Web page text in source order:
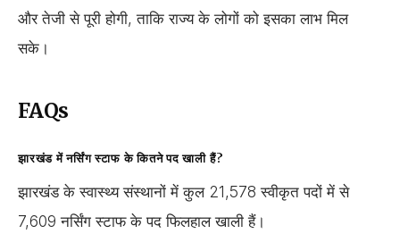
और तेजी से पूरी होगी, ताकि राज्य के लोगों को इसका लाभ मिल
सके।
FAQs
झारखंड में नर्सिंग स्टाफ के कितने पद खाली हैं?
झारखंड के स्वास्थ्य संस्थानों में कुल 21,578 स्वीकृत पदों में से
7,609 नर्सिंग स्टाफ के पद फिलहाल खाली हैं।